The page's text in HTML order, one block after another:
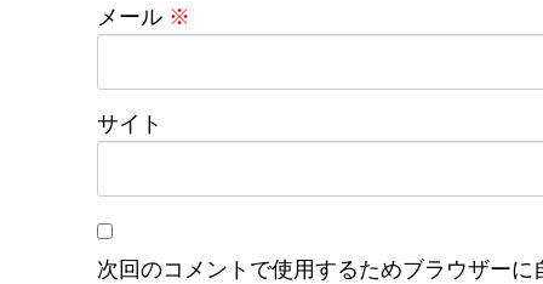
メール ※
サイト
次回のコメントで使用するためブラウザー